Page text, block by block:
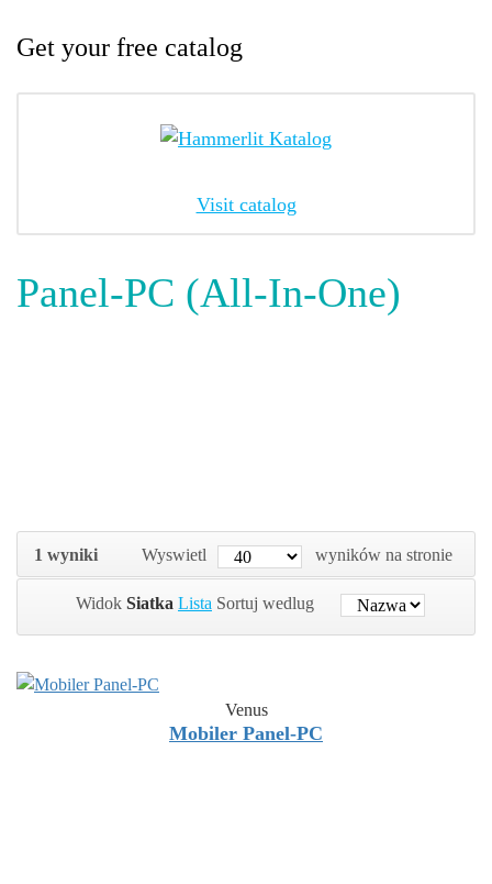
Get your free catalog
Visit catalog
Panel-PC (All-In-One)
1 wyniki Wyswietl wyników na stronie
Widok Siatka Lista Sortuj wedlug
Venus
Mobiler Panel-PC